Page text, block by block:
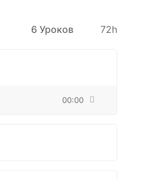
6 Уроков 72h
00:00